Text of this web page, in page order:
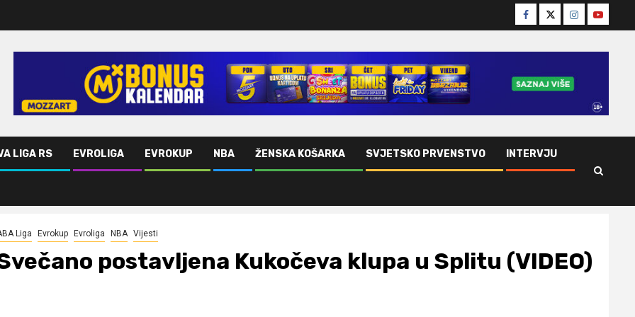
Facebook
TwitterInstagram
Youtube
LIGA RS EVROLIGA EVROKUP NBA ŽENSKA KOŠARKA SVJETSKO PRVENSTVO INTERVJU
Liga Evrokup Evroliga NBA Vijesti
postavljena Kukočeva klupa u Splitu (VIDEO)